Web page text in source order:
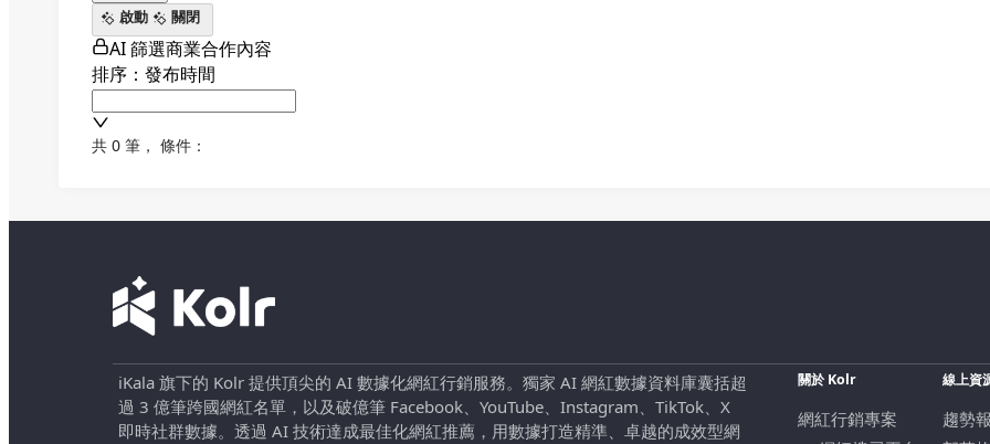
啟動
關閉
AI 篩選商業合作內容
排序：發布時間
共 0 筆 ， 條件：
iKala 旗下的 Kolr 提供頂尖的 AI 數據化網紅行銷服務。獨家 AI 網紅數據資料庫囊括超
過 3 億筆跨國網紅名單，以及破億筆 Facebook、YouTube、Instagram、TikTok、X
即時社群數據。透過 AI 技術達成最佳化網紅推薦，用數據打造精準、卓越的成效型網
關於 Kolr
網紅行銷專案
線上資
趨勢